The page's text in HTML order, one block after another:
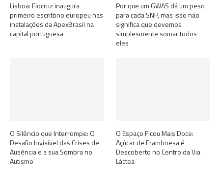
Lisboa: Fiocruz inaugura
primeiro escritório europeu nas
instalações da ApexBrasil na
capital portuguesa
Por que um GWAS dá um peso
para cada SNP, mas isso não
significa que devemos
simplesmente somar todos
eles
O Silêncio que Interrompe: O
Desafio Invisível das Crises de
Ausência e a sua Sombra no
Autismo
O Espaço Ficou Mais Doce:
Açúcar de Framboesa é
Descoberto no Centro da Via
Láctea